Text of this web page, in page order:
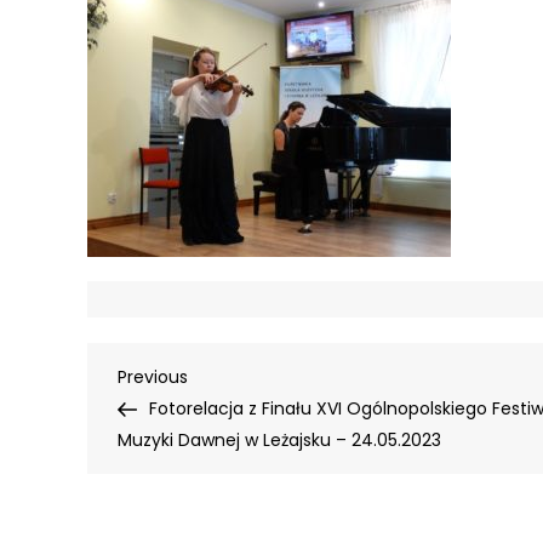
Nawigacja
wpisu
Previous
Post
Previous
Fotorelacja z Finału XVI Ogólnopolskiego
Muzyki Dawnej w Leżajsku – 24.05.2023